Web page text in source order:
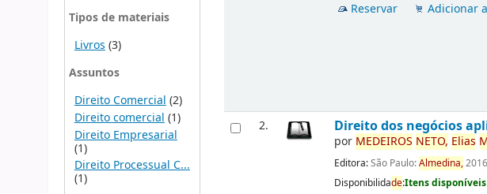
Tipos de materiais
Livros (3)
Assuntos
Direito Comercial (2)
Direito comercial (1)
Direito Empresarial
(1)
Direito Processual C...
(1)
Reservar Adicionar
2. Direito dos negócios
por MEDEIROS NETO, Elias
Editora:São Paulo:Almedina,2016
Disponibilidade:Itens